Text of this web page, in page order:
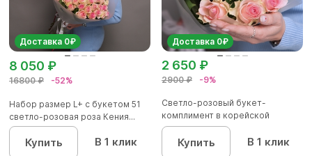
Доставка 0₽
16800 ₽ -52%
8 050 ₽
Набор размер L+ с букетом 51
светло-розовая роза Кения...
Купить В 1 клик
Доставка 0₽
2900 ₽ -9%
2 650 ₽
Светло-розовый букет-
комплимент в корейской
матовой упа...
Купить В 1 клик